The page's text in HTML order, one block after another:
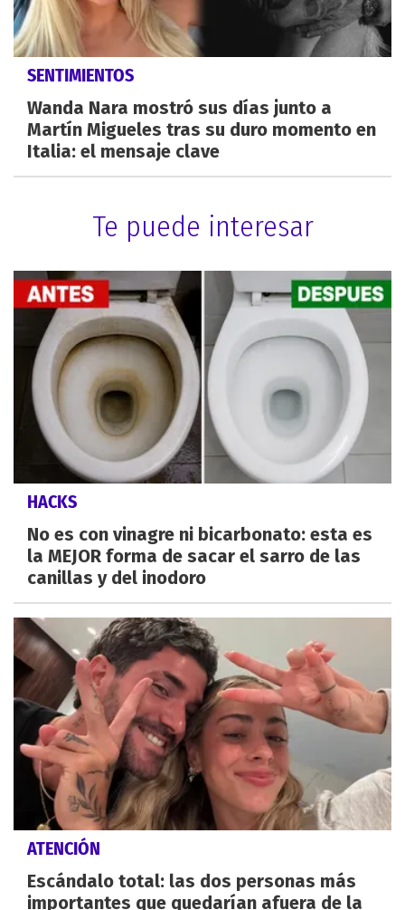
SENTIMIENTOS
Wanda Nara mostró sus días junto a
Martín Migueles tras su duro momento en
Italia: el mensaje clave
Te puede interesar
HACKS
No es con vinagre ni bicarbonato: esta es
la MEJOR forma de sacar el sarro de las
canillas y del inodoro
ATENCIÓN
Escándalo total: las dos personas más
importantes que quedarían afuera de la